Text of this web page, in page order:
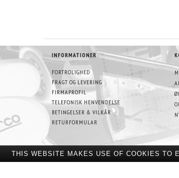
INFORMATIONER
FORTROLIGHED
FRAGT OG LEVERING
FIRMAPROFIL
TELEFONISK HENVENDELSE
BETINGELSER & VILKÅR
RETURFORMULAR
THIS WEBSITE MAKES USE OF COOKIES TO